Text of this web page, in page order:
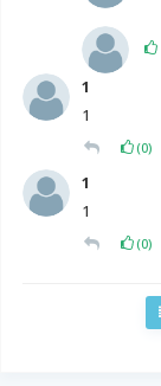
1
1
(0)
1
1
(0)